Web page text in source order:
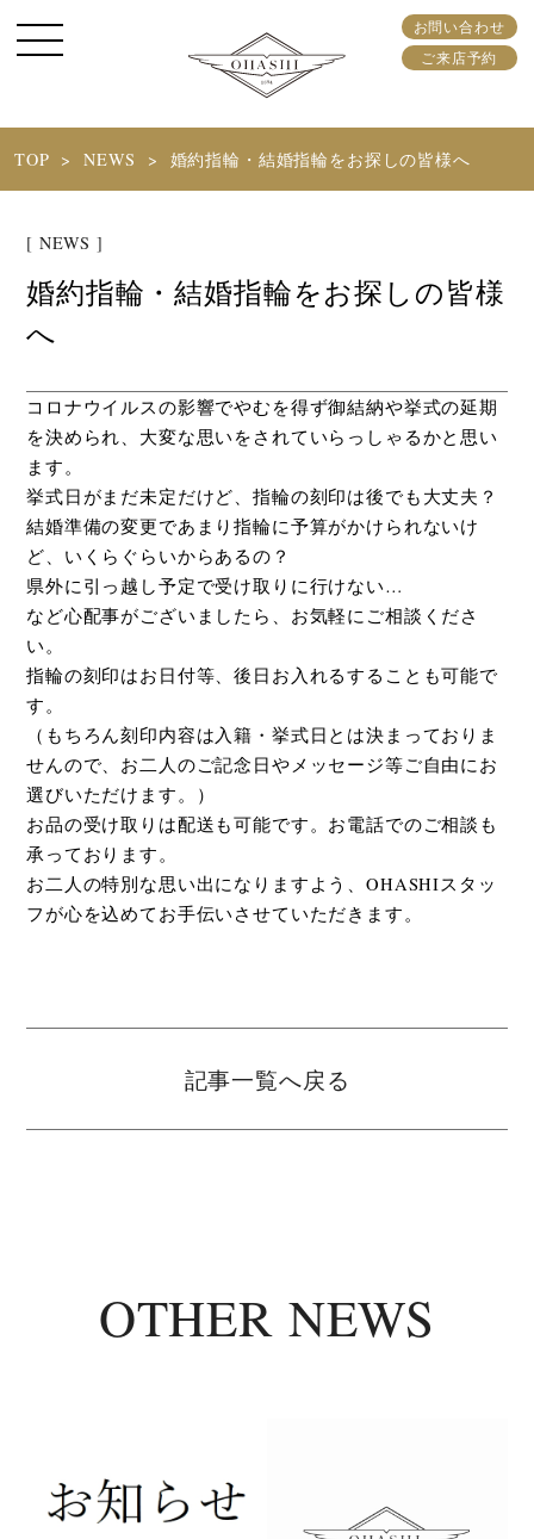
お問い合わせ
ご来店予約
TOP NEWS 婚約指輪・結婚指輪をお探しの皆様へ
[ NEWS ]
婚約指輪・結婚指輪をお探しの皆様
へ
コロナウイルスの影響でやむを得ず御結納や挙式の延期
を決められ、大変な思いをされていらっしゃるかと思い
ます。
挙式日がまだ未定だけど、指輪の刻印は後でも大丈夫？
結婚準備の変更であまり指輪に予算がかけられないけ
ど、いくらぐらいからあるの？
県外に引っ越し予定で受け取りに行けない…
など心配事がございましたら、お気軽にご相談くださ
い。
指輪の刻印はお日付等、後日お入れるすることも可能で
す。
（もちろん刻印内容は入籍・挙式日とは決まっておりま
せんので、お二人のご記念日やメッセージ等ご自由にお
選びいただけます。）
お品の受け取りは配送も可能です。お電話でのご相談も
承っております。
お二人の特別な思い出になりますよう、OHASHIスタッ
フが心を込めてお手伝いさせていただきます。
記事一覧へ戻る
OTHER NEWS